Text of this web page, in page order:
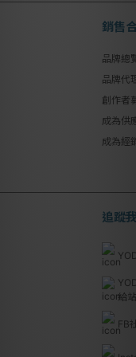
銷售
品牌總
品牌代
創作者
成為供
成為經
追蹤
給站
FB